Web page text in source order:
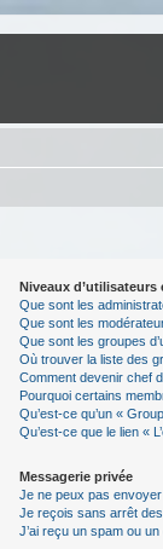
Niveaux d’utilisateurs
Que sont les
Que sont les
Que sont les groupes
Où trouver la liste des
Comment devenir chef
Pourquoi certains
Qu’est-ce qu’un «
Qu’est-ce que le lien «
Messagerie privée
Je ne peux pas
Je reçois sans arrêt
J’ai reçu un spam ou